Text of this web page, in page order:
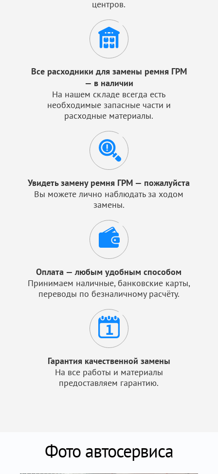
центров.
Все расходники для замены ремня ГРМ
— в наличии
На нашем складе всегда есть
необходимые запасные части и
расходные материалы.
Увидеть замену ремня ГРМ — пожалуйста
Вы можете лично наблюдать за ходом
замены.
Оплата — любым удобным способом
Принимаем наличные, банковские карты,
переводы по безналичному расчёту.
Гарантия качественной замены
На все работы и материалы
предоставляем гарантию.
Фото автосервиса